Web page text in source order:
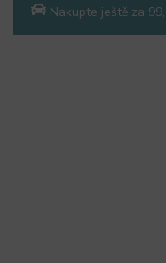
Nakupte ještě za